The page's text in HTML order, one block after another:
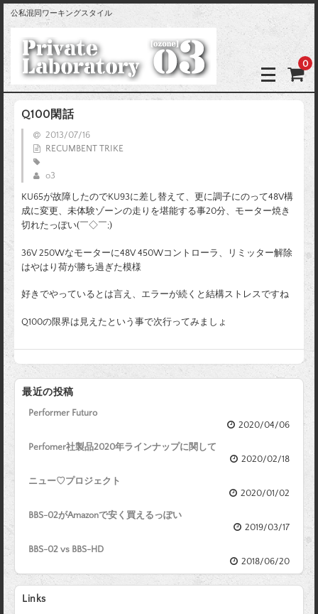
公私混同ワーキングスタイル
0
Q100閑話
2013/07/16
RECUMBENT TRIKE
o3
KU65が故障したのでKU93に差し替えて、更に調子にのって48V構
成に変更、未体験ゾーンの走りを堪能する事20分、モーター焼き
切れたっぽい(￣◇￣;)
36V 250Wなモーターに48V 450Wコントローラ、リミッター解除
はやはり荷が勝ち過ぎた模様
好きでやっているとは言え、エラーが続くと結構ストレスですね
Q100の限界は見えたという事で次行ってみましょ
最近の投稿
Performer Futuro
2020/04/06
Perfomer社製品2020年ラインナップに関して
2020/02/18
ニュー♡プロジェクト
2020/01/02
BBS-02がAmazonで安く買えるっぽい
2019/03/17
BBS-02 vs BBS-HD
2018/06/20
Links